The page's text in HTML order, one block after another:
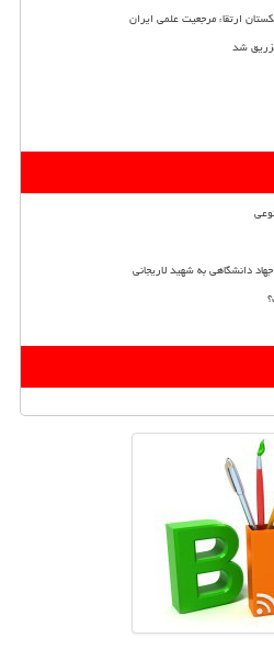
ارتقاء مرجعیت علمی ایران
شد
دانشگاهی به شهید لاریجانی